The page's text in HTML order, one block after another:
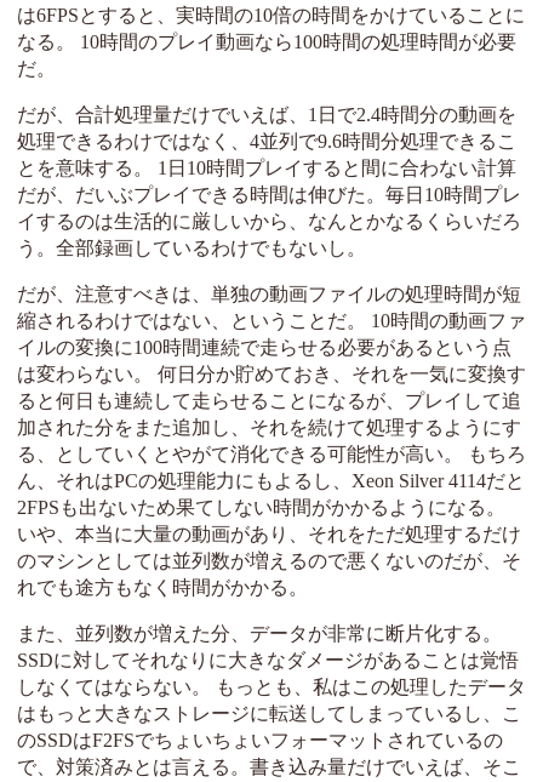
は6FPSとすると、実時間の10倍の時間をかけていることに
なる。 10時間のプレイ動画なら100時間の処理時間が必要
だ。
だが、合計処理量だけでいえば、1日で2.4時間分の動画を
処理できるわけではなく、4並列で9.6時間分処理できるこ
とを意味する。 1日10時間プレイすると間に合わない計算
だが、だいぶプレイできる時間は伸びた。毎日10時間プレ
イするのは生活的に厳しいから、なんとかなるくらいだろ
う。全部録画しているわけでもないし。
だが、注意すべきは、単独の動画ファイルの処理時間が短
縮されるわけではない、ということだ。 10時間の動画ファ
イルの変換に100時間連続で走らせる必要があるという点
は変わらない。 何日分か貯めておき、それを一気に変換す
ると何日も連続して走らせることになるが、プレイして追
加された分をまた追加し、それを続けて処理するようにす
る、としていくとやがて消化できる可能性が高い。 もちろ
ん、それはPCの処理能力にもよるし、Xeon Silver 4114だと
2FPSも出ないため果てしない時間がかかるようになる。
いや、本当に大量の動画があり、それをただ処理するだけ
のマシンとしては並列数が増えるので悪くないのだが、そ
れでも途方もなく時間がかかる。
また、並列数が増えた分、データが非常に断片化する。
SSDに対してそれなりに大きなダメージがあることは覚悟
しなくてはならない。 もっとも、私はこの処理したデータ
はもっと大きなストレージに転送してしまっているし、こ
のSSDはF2FSでちょいちょいフォーマットされているの
で、対策済みとは言える。書き込み量だけでいえば、そこ